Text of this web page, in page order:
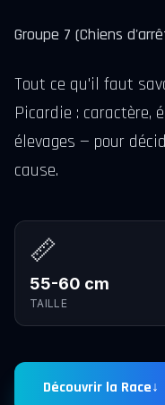
Groupe 7 (Chiens
Tout ce qu'il faut
Picardie : caractère,
élevages — pour
cause.
📏
55-60 cm
TAILLE
Découvrir la Race↓